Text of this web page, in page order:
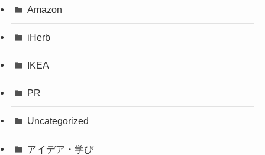
Amazon
iHerb
IKEA
PR
Uncategorized
アイデア・学び